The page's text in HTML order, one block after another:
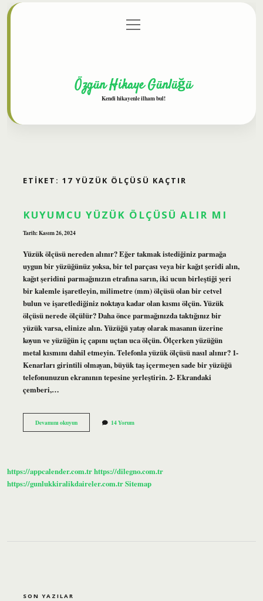
Gizlilik Politikası
menüyü
aç
Özgün Hikaye Günlüğü
Kendi hikayenle ilham bul!
ETIKET: 17 YÜZÜK ÖLÇÜSÜ KAÇTIR
KUYUMCU YÜZÜK ÖLÇÜSÜ ALIR MI
Tarih: Kasım 26, 2024
Yüzük ölçüsü nereden alınır? Eğer takmak istediğiniz parmağa
uygun bir yüzüğünüz yoksa, bir tel parçası veya bir kağıt şeridi alın,
kağıt şeridini parmağınızın etrafına sarın, iki ucun birleştiği yeri
bir kalemle işaretleyin, milimetre (mm) ölçüsü olan bir cetvel
bulun ve işaretlediğiniz noktaya kadar olan kısmı ölçün. Yüzük
ölçüsü nerede ölçülür? Daha önce parmağınızda taktığınız bir
yüzük varsa, elinize alın. Yüzüğü yatay olarak masanın üzerine
koyun ve yüzüğün iç çapını uçtan uca ölçün. Ölçerken yüzüğün
metal kısmını dahil etmeyin. Telefonla yüzük ölçüsü nasıl alınır? 1-
Kenarları girintili olmayan, büyük taş içermeyen sade bir yüzüğü
telefonunuzun ekranının tepesine yerleştirin. 2- Ekrandaki
çemberi,…
Devamını okuyunKuyumcu
Yüzük
14 Yorum
https://appcalender.com.trhttps://dilegno.com.tr
https://gunlukkiralikdaireler.com.trSitemap
SON YAZILAR